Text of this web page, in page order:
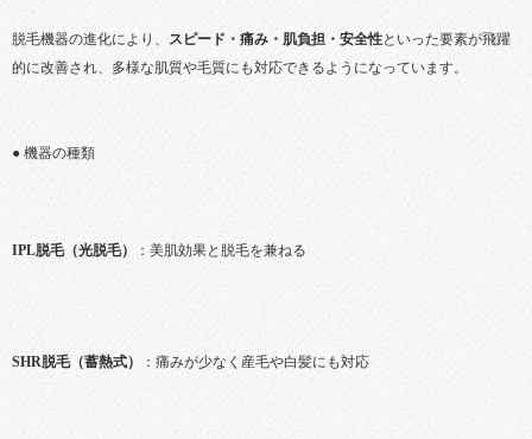
脱毛機器の進化により、 スピード・痛み・肌負担・安全性といった要素が飛躍
的に改善され、多様な肌質や毛質にも対応できるようになっています。
● 機器の種類
IPL脱毛（光脱毛） ：美肌効果と脱毛を兼ねる
SHR脱毛（蓄熱式） ：痛みが少なく産毛や白髪にも対応